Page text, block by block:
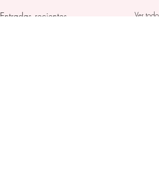
Entradas recientes Ver todo